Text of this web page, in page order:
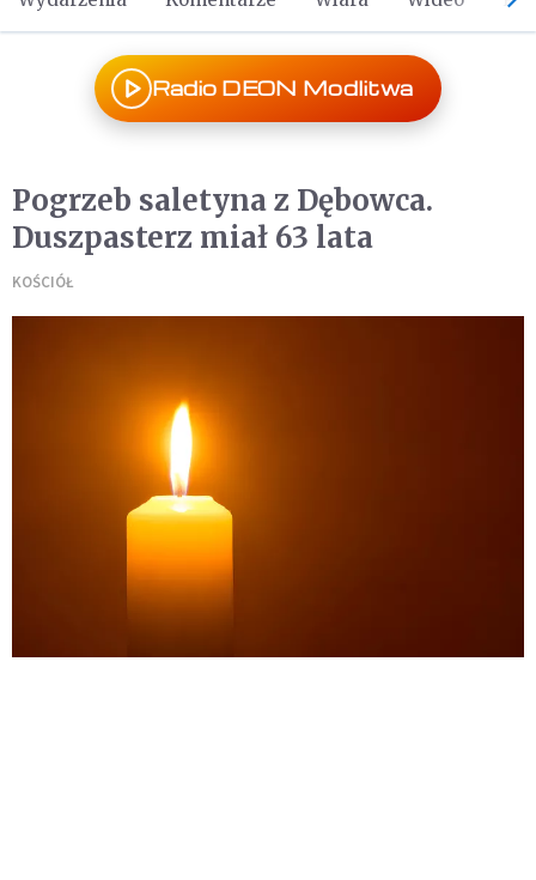
Radio DEON Modlitwa
Pogrzeb saletyna z Dębowca.
Duszpasterz miał 63 lata
KOŚCIÓŁ